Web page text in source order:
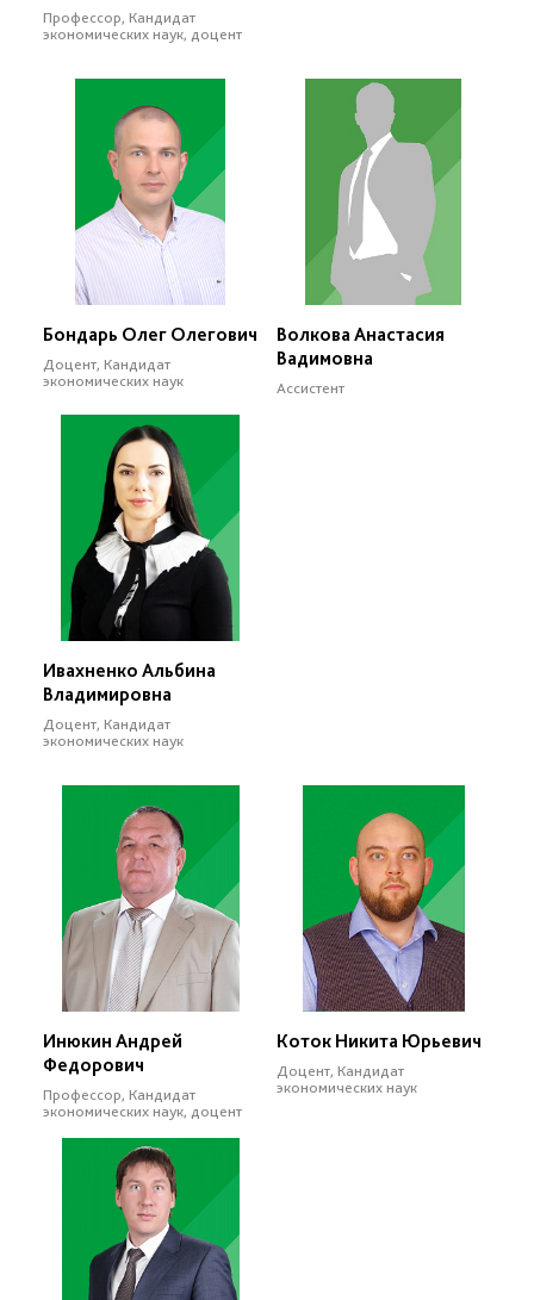
Профессор, Кандидат
экономических наук, доцент
Бондарь Олег Олегович
Доцент, Кандидат
экономических наук
Волкова Анастасия
Вадимовна
Ассистент
Ивахненко Альбина
Владимировна
Доцент, Кандидат
экономических наук
Инюкин Андрей
Федорович
Профессор, Кандидат
экономических наук, доцент
Коток Никита Юрьевич
Доцент, Кандидат
экономических наук